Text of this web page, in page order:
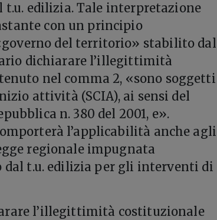
t.u. edilizia. Tale interpretazione
con un principio
del territorio» stabilito dal
dichiarare l’illegittimità
nel comma 2, «sono soggetti
attività (SCIA), ai sensi del
n. 380 del 2001, e».
l’applicabilità anche agli
regionale impugnata
dal t.u. edilizia per gli interventi di
l’illegittimità costituzionale